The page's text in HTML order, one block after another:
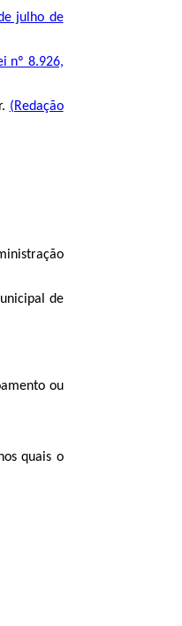
julho de
nº 8.926,
(Redação
de
ou
quais o